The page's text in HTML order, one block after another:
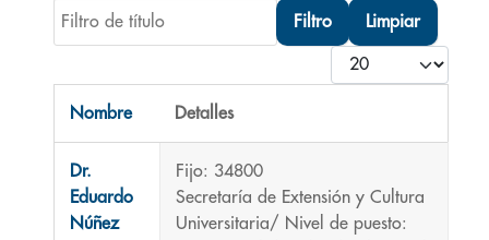
Filtro de título
Filtro Limpiar
Cantidad
Nombre Detalles
Dr.
Eduardo
Núñez
Fijo: 34800
Secretaría de Extensión y Cultura
Universitaria/ Nivel de puesto: